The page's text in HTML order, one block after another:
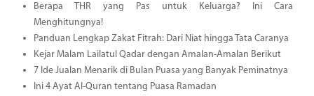
Berapa THR yang Pas untuk Keluarga? Ini Cara
Menghitungnya!
Panduan Lengkap Zakat Fitrah: Dari Niat hingga Tata Caranya
Kejar Malam Lailatul Qadar dengan Amalan-Amalan Berikut
7 Ide Jualan Menarik di Bulan Puasa yang Banyak Peminatnya
Ini 4 Ayat Al-Quran tentang Puasa Ramadan